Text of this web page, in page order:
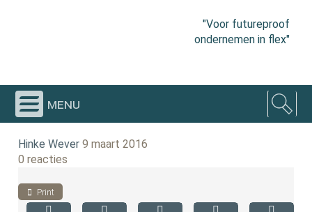
"Voor futureproof
ondernemen in flex"
menu
Hinke Wever 9 maart 2016
0 reacties
Print